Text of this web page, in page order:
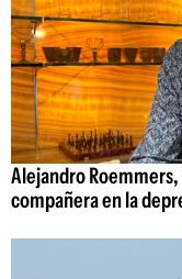
Alejandro
compañera en la